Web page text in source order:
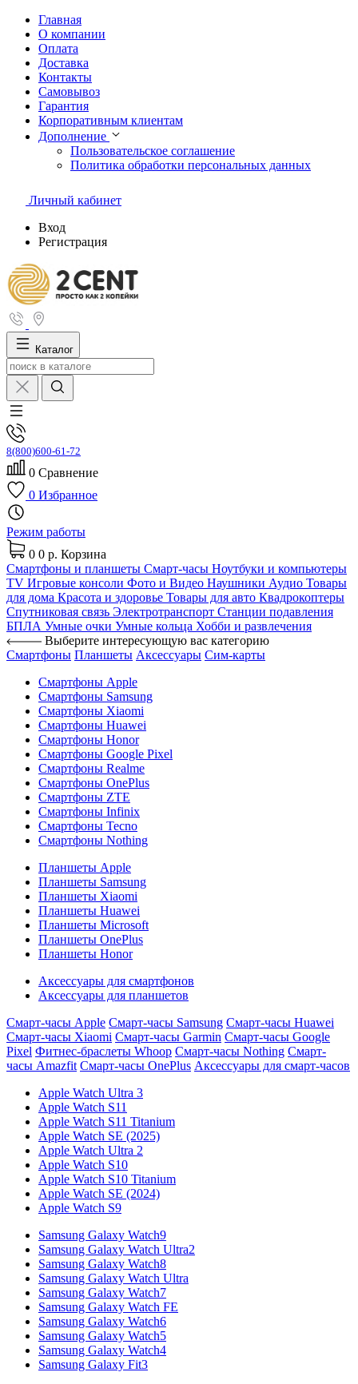
Главная
О компании
Оплата
Доставка
Контакты
Самовывоз
Гарантия
Корпоративным клиентам
Дополнение
Пользовательское соглашение
Политика обработки персональных данных
Личный кабинет
Вход
Регистрация
Каталог
8(800)600-61-72
0 Сравнение
0 Избранное
Режим работы
0 0 р. Корзина
Смартфоны и планшеты Смарт-часы Ноутбуки и компьютеры
TV Игровые консоли Фото и Видео Наушники Аудио Товары
для дома Красота и здоровье Товары для авто Квадрокоптеры
Спутниковая связь Электротранспорт Станции подавления
БПЛА Умные очки Умные кольца Хобби и развлечения
Выберите интересующую вас категорию
Смартфоны Планшеты Аксессуары Сим-карты
Смартфоны Apple
Смартфоны Samsung
Смартфоны Xiaomi
Смартфоны Huawei
Смартфоны Honor
Смартфоны Google Pixel
Смартфоны Realme
Смартфоны OnePlus
Смартфоны ZTE
Смартфоны Infinix
Смартфоны Tecno
Смартфоны Nothing
Планшеты Apple
Планшеты Samsung
Планшеты Xiaomi
Планшеты Huawei
Планшеты Microsoft
Планшеты OnePlus
Планшеты Honor
Аксессуары для смартфонов
Аксессуары для планшетов
Смарт-часы Apple Смарт-часы Samsung Смарт-часы Huawei
Смарт-часы Xiaomi Смарт-часы Garmin Смарт-часы Google
Pixel Фитнес-браслеты Whoop Смарт-часы Nothing Смарт-
часы Amazfit Смарт-часы OnePlus Аксессуары для смарт-часов
Apple Watch Ultra 3
Apple Watch S11
Apple Watch S11 Titanium
Apple Watch SE (2025)
Apple Watch Ultra 2
Apple Watch S10
Apple Watch S10 Titanium
Apple Watch SE (2024)
Apple Watch S9
Samsung Galaxy Watch9
Samsung Galaxy Watch Ultra2
Samsung Galaxy Watch8
Samsung Galaxy Watch Ultra
Samsung Galaxy Watch7
Samsung Galaxy Watch FE
Samsung Galaxy Watch6
Samsung Galaxy Watch5
Samsung Galaxy Watch4
Samsung Galaxy Fit3